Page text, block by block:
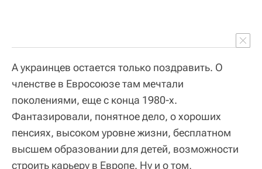
А украинцев остается только поздравить. О
членстве в Евросоюзе там мечтали
поколениями, еще с конца 1980-х.
Фантазировали, понятное дело, о хороших
пенсиях, высоком уровне жизни, бесплатном
высшем образовании для детей, возможности
строить карьеру в Европе. Ну и о том,